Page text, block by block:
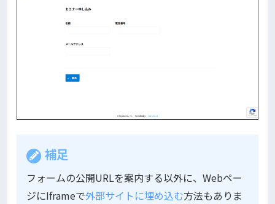
補足
フォームの公開URLを案内する以外に、Webペー
ジにIframeで外部サイトに埋め込む方法もありま